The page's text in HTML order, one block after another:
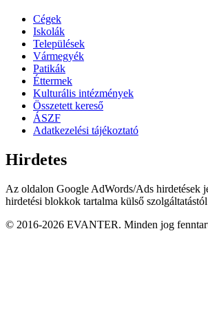
Cégek
Iskolák
Települések
Vármegyék
Patikák
Éttermek
Kulturális intézmények
Összetett kereső
ÁSZF
Adatkezelési tájékoztató
Hirdetes
Az oldalon Google AdWords/Ads hirdetések
hirdetési blokkok tartalma külső
© 2016-2026 EVANTER. Minden jog